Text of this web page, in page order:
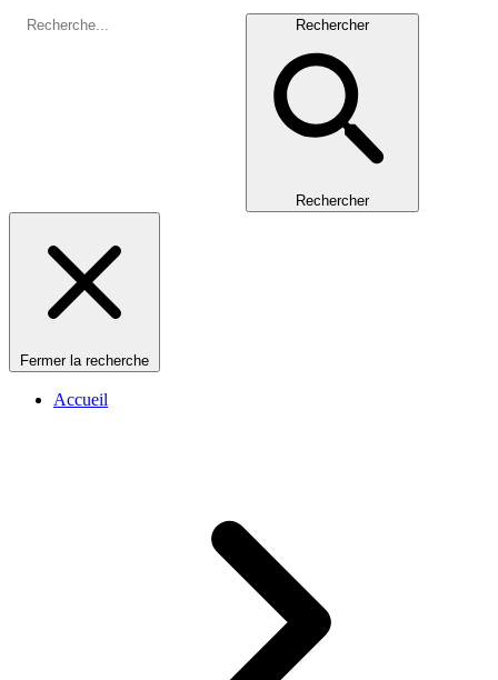
Rechercher
Rechercher
Fermer la recherche
Accueil